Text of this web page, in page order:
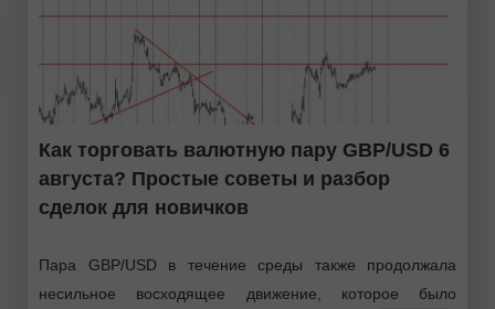
Как торговать валютную пару GBP/USD 6
августа? Простые советы и разбор
сделок для новичков
Пара GBP/USD в течение среды также продолжала
несильное восходящее движение, которое было